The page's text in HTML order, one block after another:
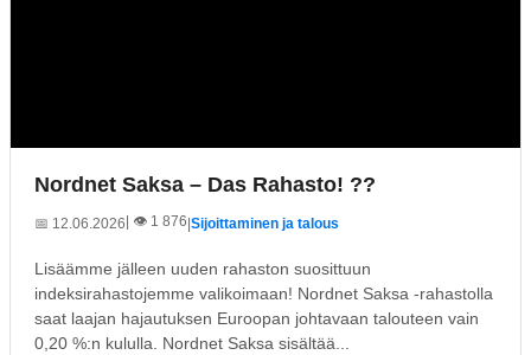
Nordnet Saksa – Das Rahasto! ??
📅 12.06.2026 | 👁️ 1 876|Sijoittaminen ja talous
Lisäämme jälleen uuden rahaston suosittuun
indeksirahastojemme valikoimaan! Nordnet Saksa -rahastolla
saat laajan hajautuksen Euroopan johtavaan talouteen vain
0,20 %:n kululla. Nordnet Saksa sisältää...